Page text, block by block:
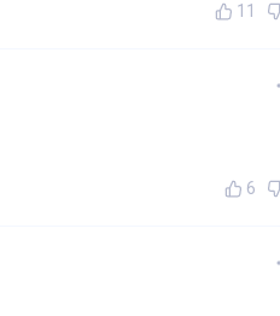
11
6